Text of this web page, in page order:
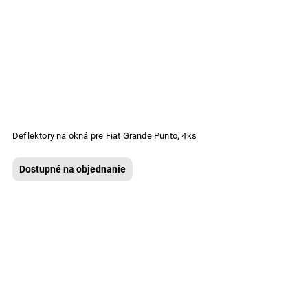
Deflektory na okná pre Fiat Grande Punto, 4ks
Dostupné na objednanie